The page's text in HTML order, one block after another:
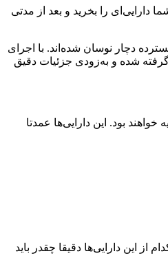
دارایی‌ای را بخرید و بعد از مدتی
دچار نوسان شده‌اند. با اجرای
می‌شود و تعادل به بازار برمی‌گردد. بر اساس اعلام رسمی، زمان اجرای قانون مالیات بر عایدی سرمایه از سال ۱۴۰۴ در نظر گرفته شده و به‌زودی جزئیات دقیق
بود. این دارایی‌ها عمدتا
این دارایی‌ها دقیقا چقدر باید